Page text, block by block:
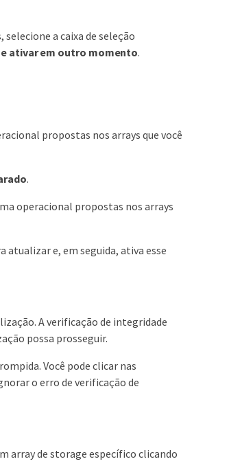
a caixa de seleção
ativar em outro momento.
propostas nos arrays que você
.
operacional propostas nos arrays
atualizar e, em seguida, ativa esse
A verificação de integridade
possa prosseguir.
Você pode clicar nas
o erro de verificação de
array de storage específico clicando